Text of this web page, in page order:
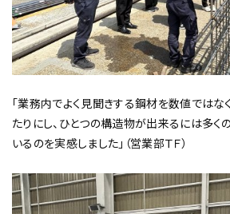
「業務内でよく見聞きする鋼材を数値ではな
たりにし、ひとつの構造物が出来るには多く
いるのを実感しました」（営業部ＴＦ）